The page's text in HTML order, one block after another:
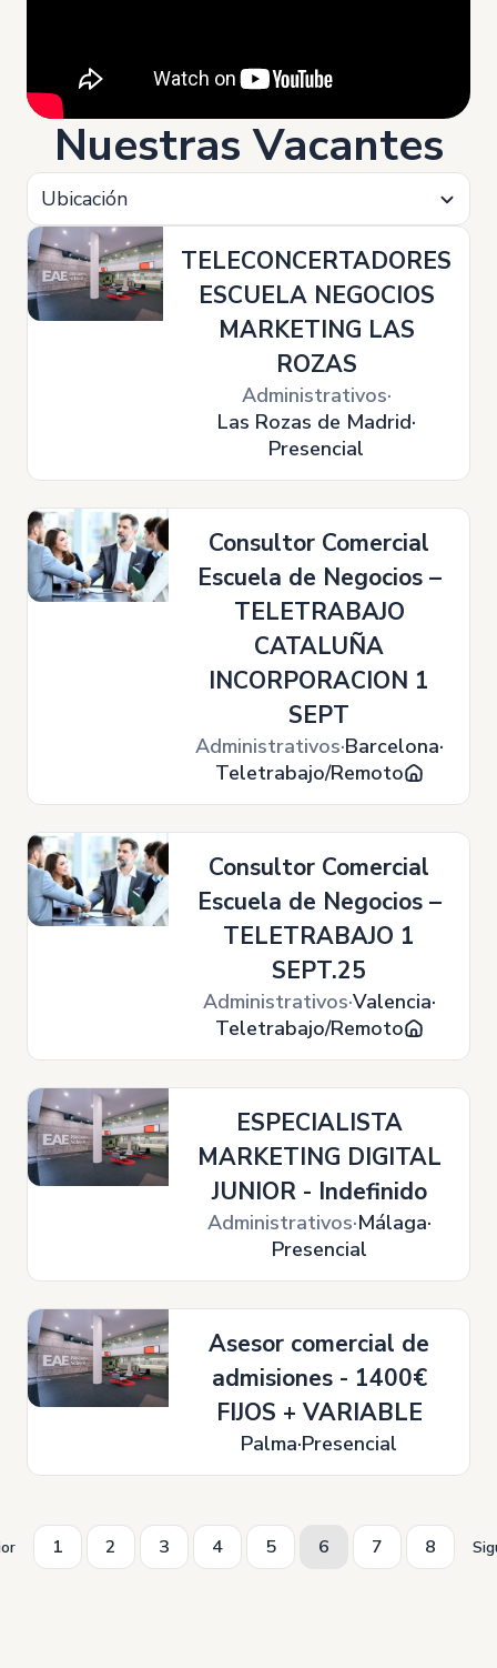
Nuestras Vacantes
Ubicación
TELECONCERTADORES
ESCUELA NEGOCIOS
MARKETING LAS
ROZAS
Administrativos
Las Rozas de Madrid
Presencial
Consultor Comercial
Escuela de Negocios –
TELETRABAJO
CATALUÑA
INCORPORACION 1
SEPT
Administrativos Barcelona
Teletrabajo/Remoto
Consultor Comercial
Escuela de Negocios –
TELETRABAJO 1
SEPT.25
Administrativos Valencia
Teletrabajo/Remoto
ESPECIALISTA
MARKETING DIGITAL
JUNIOR - Indefinido
Administrativos Málaga
Presencial
Asesor comercial de
admisiones - 1400€
FIJOS + VARIABLE
Palma Presencial
1 2 3 4 5 6 7 8